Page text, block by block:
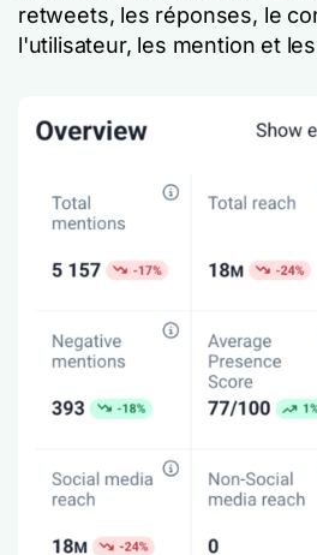
retweets, les réponses, le
l'utilisateur, les mention et